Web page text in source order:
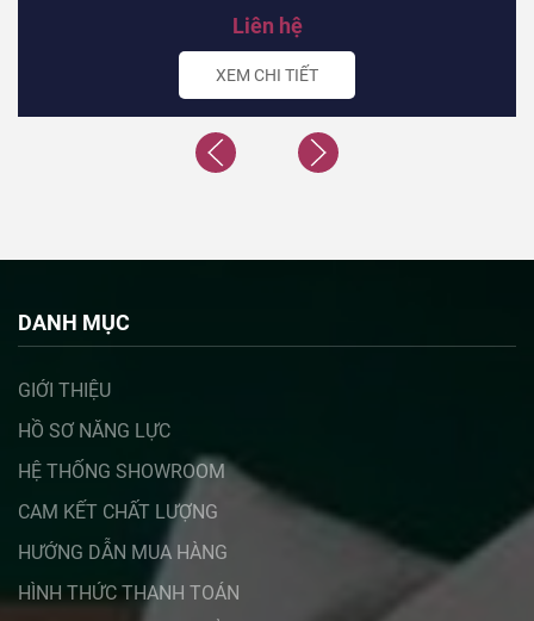
Liên hệ
XEM CHI TIẾT
DANH MỤC
GIỚI THIỆU
HỒ SƠ NĂNG LỰC
HỆ THỐNG SHOWROOM
CAM KẾT CHẤT LƯỢNG
HƯỚNG DẪN MUA HÀNG
HÌNH THỨC THANH TOÁN